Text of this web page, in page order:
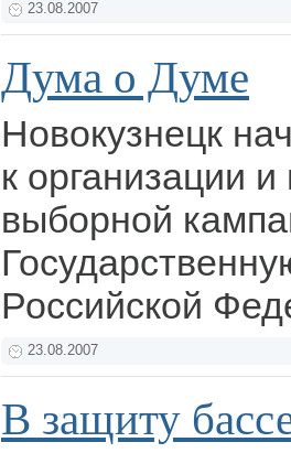
23.08.2007
Дума о Думе
Новокузнецк
к организации
выборной
Российской
23.08.2007
В защиту